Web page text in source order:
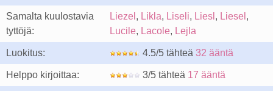
Samalta kuulostavia
tyttöjä:
Liezel , Likla, Liseli, Liesl , Liesel ,
Lucile, Lacole, Lejla
Luokitus: 4.5/5 tähteä 32 ääntä
Helppo kirjoittaa: 3/5 tähteä 17 ääntä